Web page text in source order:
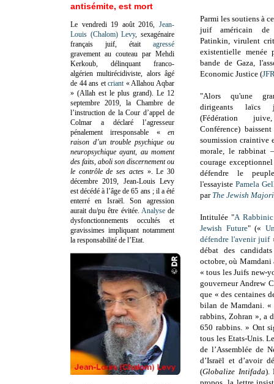
Parmi les soutiens à
juif américain de
Patinkin, virulent
existentielle menée
bande de Gaza,
Economic Justice (
"Alors qu'une
dirigeants laïcs
(Fédération
Conférence)
soumission craintive
morale, le rabbinat
courage
défendre le
l'essayiste Pamela
par The Jewish
Intitulée "A
Jewish Future" («
défendre l'avenir juif
débat des
octobre, où Mamdani
« tous les Juifs new-
gouverneur Andrew
que « des centaines
bilan de Mamdani. «
rabbins, Zohran », a
650 rabbins. » Ont
tous les Etats-Unis.
de l’Assemblée de
d’Israël et d’avoir
(Globalize Intifada).
antisémite, est mort
Le vendredi 19 août 2016, Jean-
Louis (Chalom) Levy, sexagénaire
français juif, était agressé
gravement au couteau par Mehdi
Kerkoub, délinquant franco-
algérien multirécidiviste, alors âgé
de 44 ans etcriant « Allahou Aqbar
» (Allah est le plus grand). Le 12
septembre 2019, la Chambre de
l’instruction de la Cour d’appel de
Colmar a déclaré l’agresseur
pénalement irresponsable «en
raison d’un trouble psychique ou
neuropsychique ayant, au moment
des faits, aboli son discernement ou
le contrôle de ses actes». Le 30
décembre 2019, Jean-Louis Levy
est décédé à l’âge de 65 ans ; il a été
enterré en Israël. Son agression
aurait du/pu être évitée. Analysede
dysfonctionnements occultés et
gravissimes impliquant notamment
la responsabilité de l’Etat.